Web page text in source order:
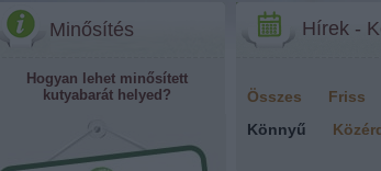
Minősítés
Hogyan lehet minősített
kutyabarát helyed?
Hírek -
Összes Friss
Könnyű